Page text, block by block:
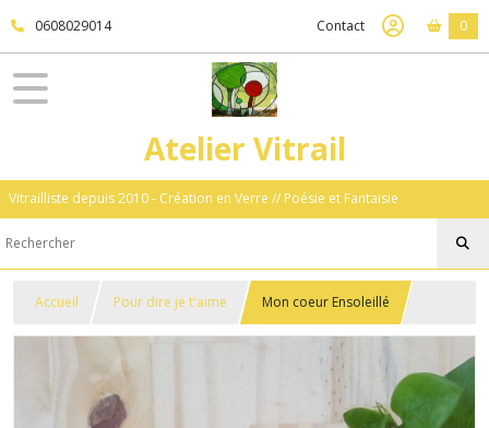
0608029014 Contact 0
Atelier Vitrail
Vitrailliste depuis 2010 - Création en Verre // Poésie et Fantaisie
Accueil Pour dire je t'aime Mon coeur Ensoleillé